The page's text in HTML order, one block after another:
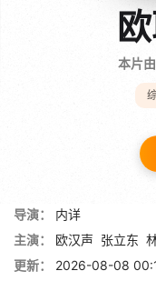
本片
导演：
内详
主演：
欧汉声 张立东
更新：
2026-08-08